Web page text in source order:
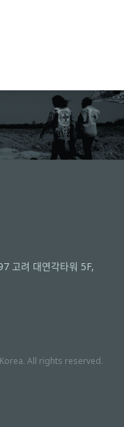
고려 대연각타워 5F,
All rights reserved.